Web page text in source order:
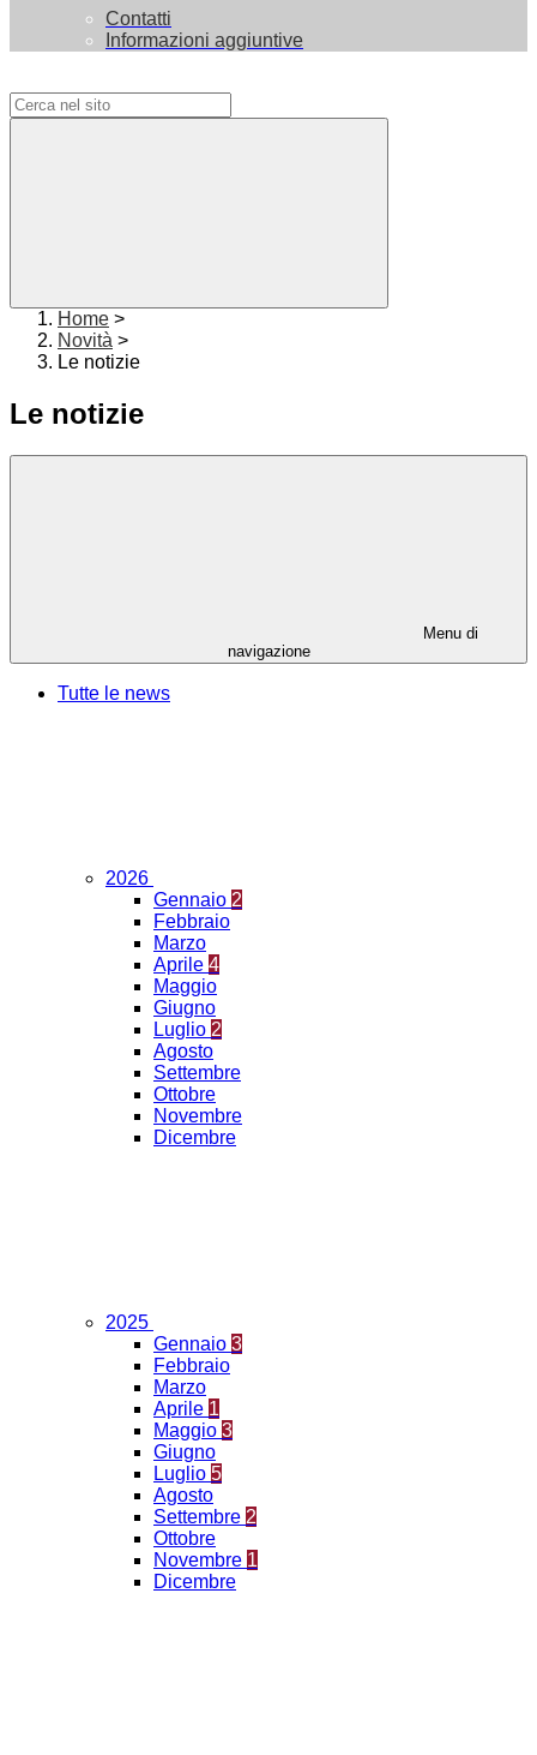
Contatti
Informazioni aggiuntive
Home >
Novità >
Le notizie
Le notizie
Menu di
navigazione
Tutte le news
2026
Gennaio 2
Febbraio
Marzo
Aprile 4
Maggio
Giugno
Luglio 2
Agosto
Settembre
Ottobre
Novembre
Dicembre
2025
Gennaio 3
Febbraio
Marzo
Aprile 1
Maggio 3
Giugno
Luglio 5
Agosto
Settembre 2
Ottobre
Novembre 1
Dicembre